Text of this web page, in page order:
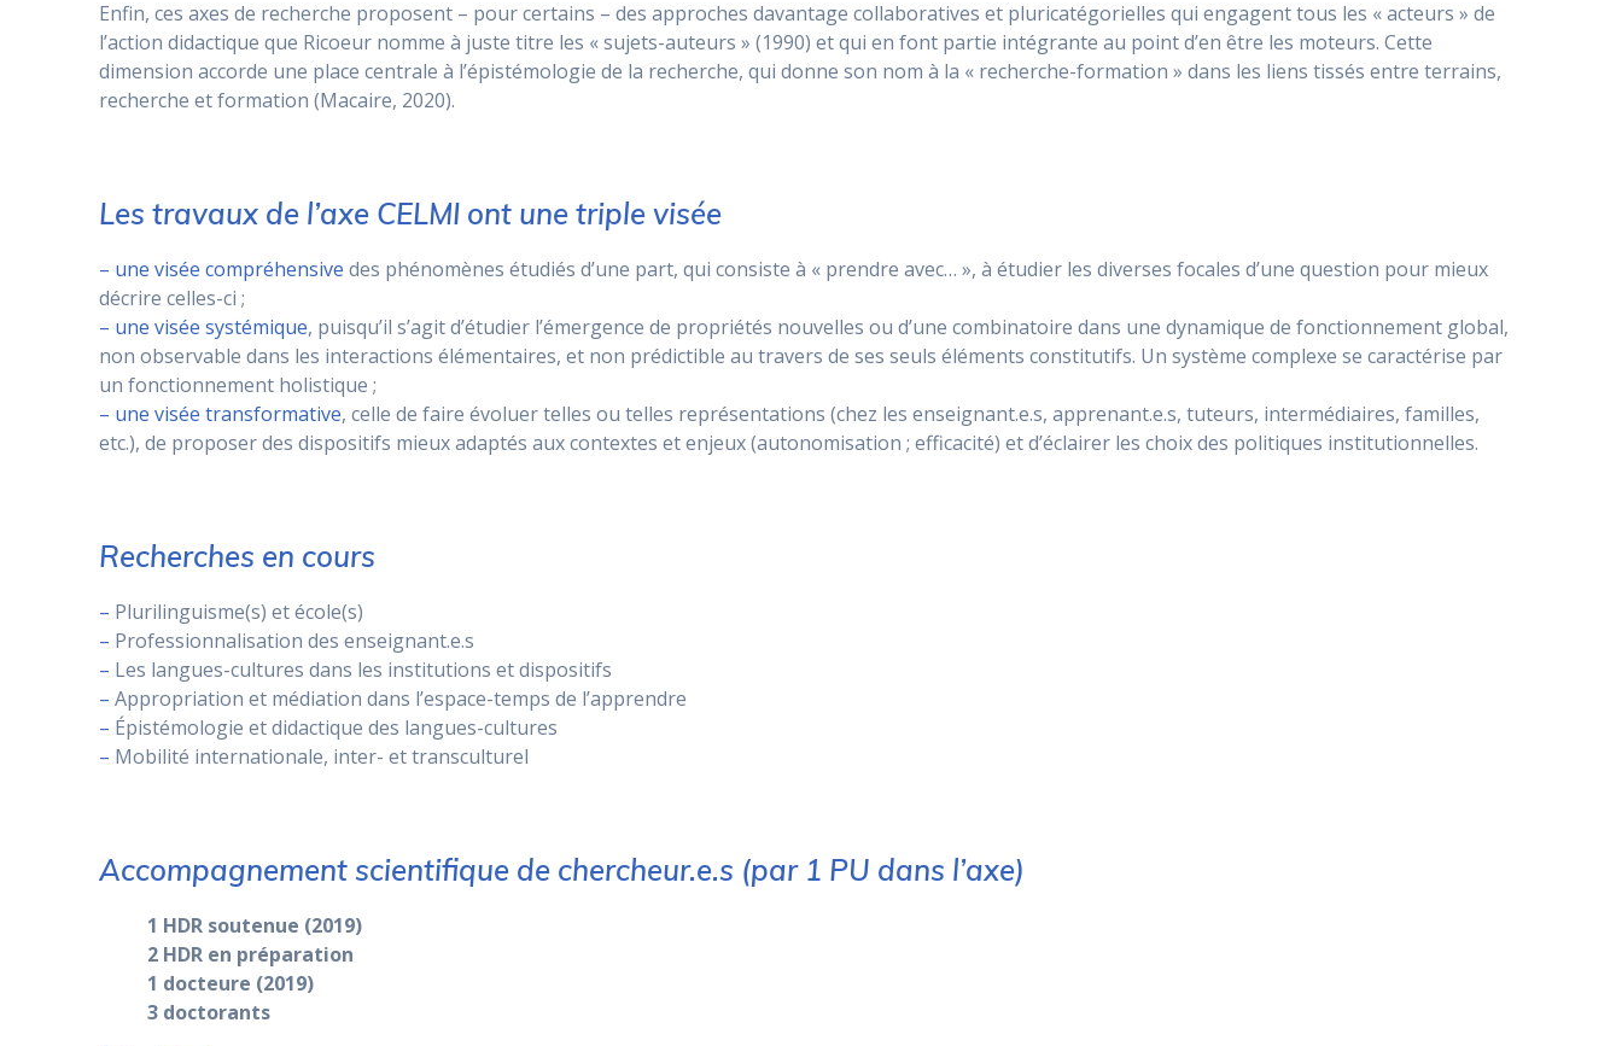
Enfin, ces axes de recherche proposent – pour certains – des approches davantage collaboratives et pluricatégorielles qui engagent tous les « acteurs » de
l’action didactique que Ricoeur nomme à juste titre les « sujets-auteurs » (1990) et qui en font partie intégrante au point d’en être les moteurs. Cette
dimension accorde une place centrale à l’épistémologie de la recherche, qui donne son nom à la « recherche-formation » dans les liens tissés entre terrains,
recherche et formation (Macaire, 2020).
Les travaux de l’axe CELMI ont une triple visée
– une visée compréhensive des phénomènes étudiés d’une part, qui consiste à « prendre avec… », à étudier les diverses focales d’une question pour mieux
décrire celles-ci ;
– une visée systémique, puisqu’il s’agit d’étudier l’émergence de propriétés nouvelles ou d’une combinatoire dans une dynamique de fonctionnement global,
non observable dans les interactions élémentaires, et non prédictible au travers de ses seuls éléments constitutifs. Un système complexe se caractérise par
un fonctionnement holistique ;
– une visée transformative, celle de faire évoluer telles ou telles représentations (chez les enseignant.e.s, apprenant.e.s, tuteurs, intermédiaires, familles,
etc.), de proposer des dispositifs mieux adaptés aux contextes et enjeux (autonomisation ; efficacité) et d’éclairer les choix des politiques institutionnelles.
Recherches en cours
– Plurilinguisme(s) et école(s)
– Professionnalisation des enseignant.e.s
– Les langues-cultures dans les institutions et dispositifs
– Appropriation et médiation dans l’espace-temps de l’apprendre
– Épistémologie et didactique des langues-cultures
– Mobilité internationale, inter- et transculturel
Accompagnement scientifique de chercheur.e.s (par 1 PU dans l’axe)
1 HDR soutenue (2019)
2 HDR en préparation
1 docteure (2019)
3 doctorants